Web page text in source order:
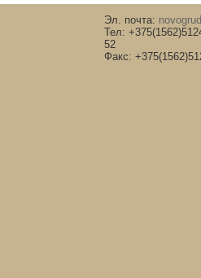
Эл. почта:
Тел:
52
Факс: